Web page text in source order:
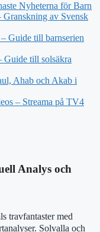
Nyheterna för Barn
av Svensk
Guide till barnserien
Guide till solsäkra
Ahab och Akab i
– Streama på TV4
Analys och
travfantaster med
Solvalla och